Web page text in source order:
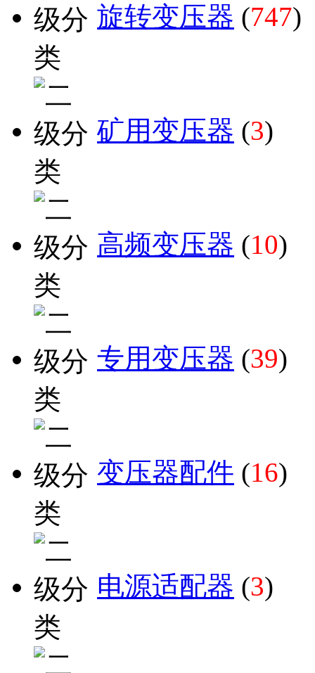
旋转变压器 (747)
矿用变压器 (3)
高频变压器 (10)
专用变压器 (39)
变压器配件 (16)
电源适配器 (3)